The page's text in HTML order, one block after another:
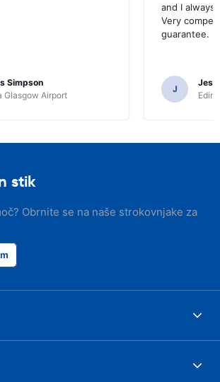
Simpson
Glasgow Airport
and I always
Very
guarantee.
J
stik
Obrnite se na naše strokovnjake za